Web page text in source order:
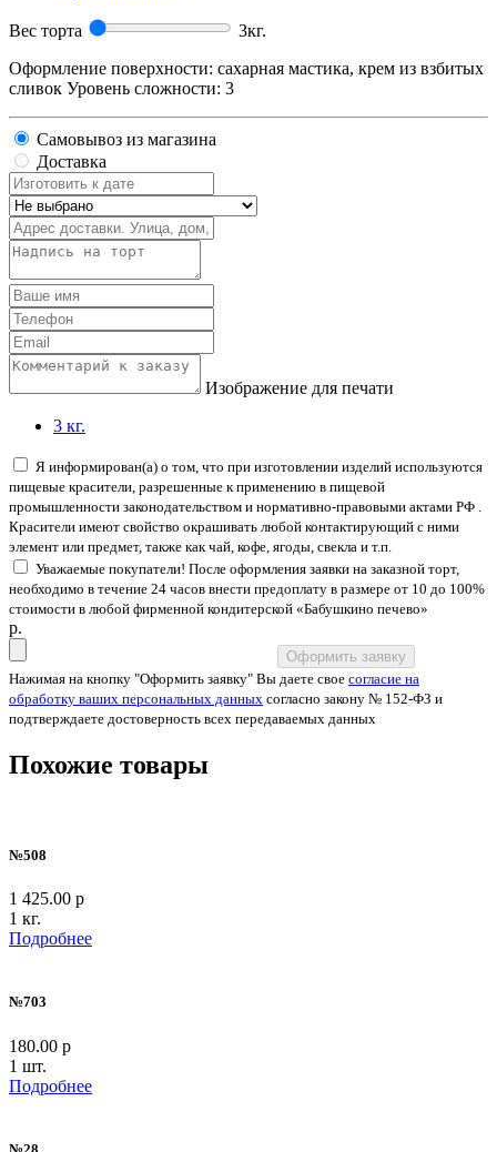
Вес торта 3кг.
Оформление поверхности: сахарная мастика, крем из взбитых
сливок Уровень сложности: 3
Самовывоз из магазина
Доставка
Изображение для печати
3 кг.
Я информирован(а) о том, что при изготовлении изделий используются
пищевые красители, разрешенные к применению в пищевой
промышленности законодательством и нормативно-правовыми актами РФ .
Красители имеют свойство окрашивать любой контактирующий с ними
элемент или предмет, также как чай, кофе, ягоды, свекла и т.п.
Уважаемые покупатели! После оформления заявки на заказной торт,
необходимо в течение 24 часов внести предоплату в размере от 10 до 100%
стоимости в любой фирменной кондитерской «Бабушкино печево»
p.
Оформить заявку
Нажимая на кнопку "Оформить заявку" Вы даете свое согласие на
обработку ваших персональных данных согласно закону № 152-ФЗ и
подтверждаете достоверность всех передаваемых данных
Похожие товары
№508
1 425.00 р
1 кг.
Подробнее
№703
180.00 р
1 шт.
Подробнее